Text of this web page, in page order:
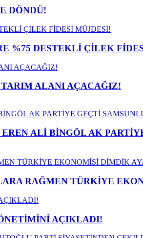
DÖNDÜ!
%75 DESTEKLİ ÇİLEK
ALANI AÇACAĞIZ!
ALİ BİNGÖL AK
RAĞMEN TÜRKİYE
AÇIKLADI!